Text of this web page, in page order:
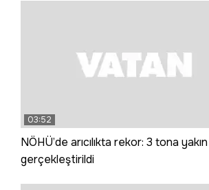
03:52
NÖHÜ’de arıcılıkta rekor: 3 tona
gerçekleştirildi